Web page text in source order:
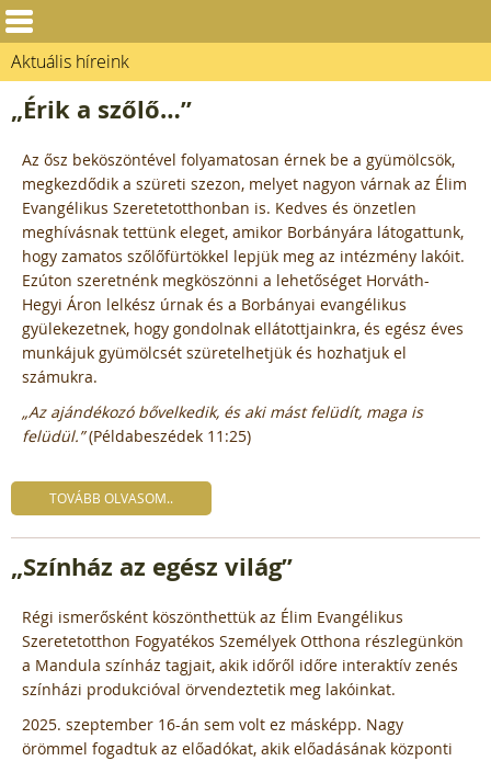
Aktuális híreink
„Érik a szőlő…”
Az ősz beköszöntével folyamatosan érnek be a gyümölcsök,
megkezdődik a szüreti szezon, melyet nagyon várnak az Élim
Evangélikus Szeretetotthonban is. Kedves és önzetlen
meghívásnak tettünk eleget, amikor Borbányára látogattunk,
hogy zamatos szőlőfürtökkel lepjük meg az intézmény lakóit.
Ezúton szeretnénk megköszönni a lehetőséget Horváth-
Hegyi Áron lelkész úrnak és a Borbányai evangélikus
gyülekezetnek, hogy gondolnak ellátottjainkra, és egész éves
munkájuk gyümölcsét szüretelhetjük és hozhatjuk el
számukra.
„Az ajándékozó bővelkedik, és aki mást felüdít, maga is
felüdül.”(Példabeszédek 11:25)
TOVÁBB OLVASOM..
„Színház az egész világ”
Régi ismerősként köszönthettük az Élim Evangélikus
Szeretetotthon Fogyatékos Személyek Otthona részlegünkön
a Mandula színház tagjait, akik időről időre interaktív zenés
színházi produkcióval örvendeztetik meg lakóinkat.
2025. szeptember 16-án sem volt ez másképp. Nagy
örömmel fogadtuk az előadókat, akik előadásának központi